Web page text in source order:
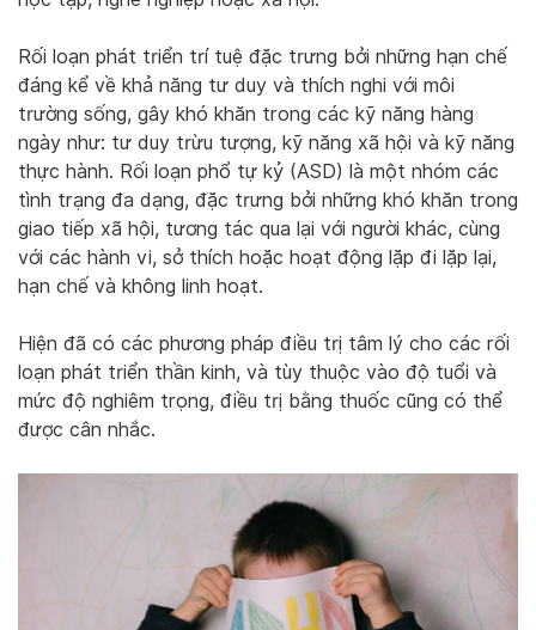
Rối loạn phát triển trí tuệ đặc trưng bởi những hạn chế
đáng kể về khả năng tư duy và thích nghi với môi
trường sống, gây khó khăn trong các kỹ năng hàng
ngày như: tư duy trừu tượng, kỹ năng xã hội và kỹ năng
thực hành. Rối loạn phổ tự kỷ (ASD) là một nhóm các
tình trạng đa dạng, đặc trưng bởi những khó khăn trong
giao tiếp xã hội, tương tác qua lại với người khác, cùng
với các hành vi, sở thích hoặc hoạt động lặp đi lặp lại,
hạn chế và không linh hoạt.
Hiện đã có các phương pháp điều trị tâm lý cho các rối
loạn phát triển thần kinh, và tùy thuộc vào độ tuổi và
mức độ nghiêm trọng, điều trị bằng thuốc cũng có thể
được cân nhắc.